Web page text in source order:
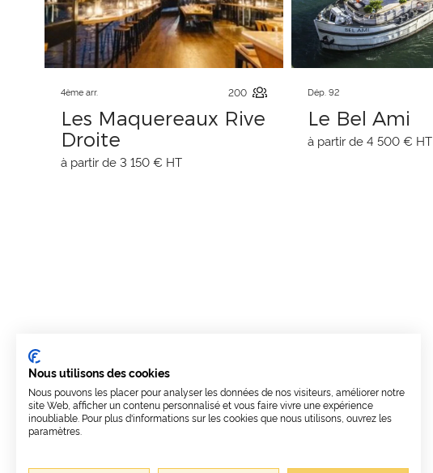
4ème arr. 200
Les Maquereaux Rive
Droite
à partir de 3 150 € HT
Dép. 92
Le Bel Ami
à partir de 4 500 € HT
Nous utilisons des cookies
Nous pouvons les placer pour analyser les données de nos visiteurs, améliorer notre
site Web, afficher un contenu personnalisé et vous faire vivre une expérience
inoubliable. Pour plus d'informations sur les cookies que nous utilisons, ouvrez les
paramètres.